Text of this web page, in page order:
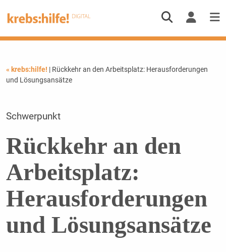
« krebs:hilfe! | Rückkehr an den Arbeitsplatz: Herausforderungen
und Lösungsansätze
Schwerpunkt
Rückkehr an den
Arbeitsplatz:
Herausforderungen
und Lösungsansätze